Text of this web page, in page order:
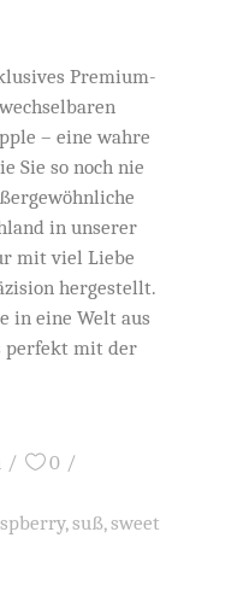
Premium-
– eine wahre
Sie so noch nie
in unserer
mit viel Liebe
hergestellt.
in eine Welt aus
perfekt mit der
0
,suß,sweet